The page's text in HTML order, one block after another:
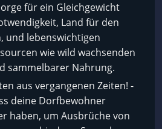
für ein Gleichgewicht
Land für den
und lebenswichtigen
wie wild wachsenden
sammelbarer Nahrung.
aus vergangenen Zeiten! -
deine Dorfbewohner
haben, um Ausbrüche von